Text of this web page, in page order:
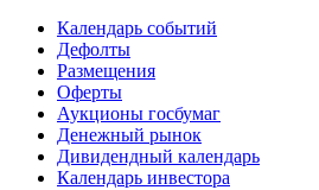
Календарь событий
Дефолты
Размещения
Оферты
Аукционы госбумаг
Денежный рынок
Дивидендный календарь
Календарь инвестора